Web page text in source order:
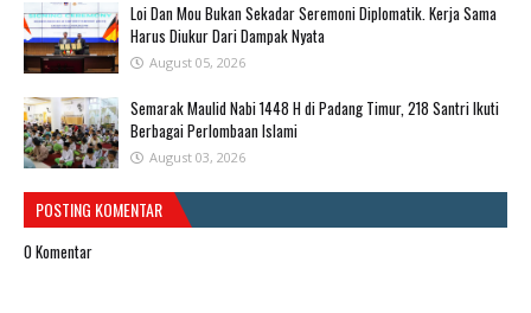
Loi Dan Mou Bukan Sekadar Seremoni Diplomatik. Kerja Sama
Harus Diukur Dari Dampak Nyata
August 05, 2026
Semarak Maulid Nabi 1448 H di Padang Timur, 218 Santri Ikuti
Berbagai Perlombaan Islami
August 03, 2026
POSTING KOMENTAR
0 Komentar